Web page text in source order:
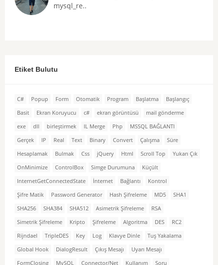
mysql_re..
Etiket Bulutu
C# Popup Form Otomatik Program Başlatma
Başlangıç
Basit
Ekran Koruyucu c# ekran görüntüsü
mail gönderme
exe
dll birleştirmek IL Merge Php
MSSQL BAĞLANTI
Gerçek
IP Real Text Binary Convert Çalışma
Süre
Hesaplamak
Bulmak Css jQuery Html Scroll Top
Yukarı Çık
OnMinimize
ControlBox Simge Durumuna
Küçült
InternetGetConnectedState
İnternet Bağlantı
Kontrol
Şifre Matik
Password Generator Hash Şifreleme MD5
SHA1
SHA256
SHA384 SHA512 Asimetrik Şifreleme
RSA
Simetrik Şifreleme
Kripto Şifreleme Algoritma DES
RC2
Rijndael
TripleDES Key Log Klavye Dinle
Tuş Yakalama
Global Hook
DialogResult Çıkış Mesajı
Uyarı Mesajı
FormClosing
MySQL Connector/Net Kullanım
Soru